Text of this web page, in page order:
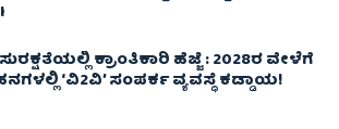
ಕ್ರಾಂತಿಕಾರಿ ಹೆಜ್ಜೆ : 2028ರ ವೇಳೆಗೆ
‘ವಿ2ವಿ’ ಸಂಪರ್ಕ ವ್ಯವಸ್ಥೆ ಕಡ್ಡಾಯ!